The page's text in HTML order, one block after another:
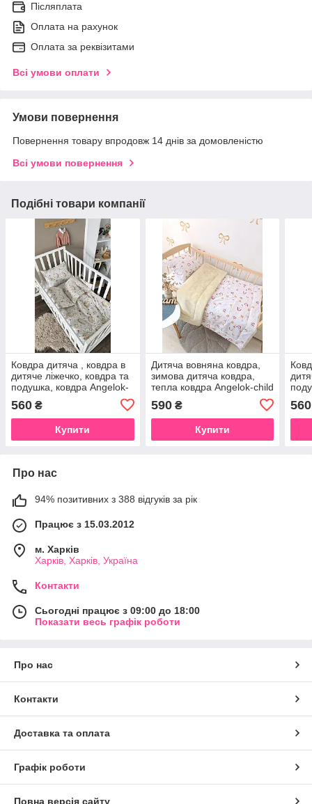
Післяплата
Оплата на рахунок
Оплата за реквізитами
Всі умови оплати
Умови повернення
Повернення товару впродовж 14 днів за домовленістю
Всі умови повернення
Подібні товари компанії
Ковдра дитяча , ковдра в
дитяче ліжечко, ковдра та
подушка, ковдра Angelok-
560 ₴
Купити
Дитяча вовняна ковдра,
зимова дитяча ковдра,
тепла ковдра Angelok-child
590₴
Купити
560
Про нас
94% позитивних з 388 відгуків за рік
Працює з 15.03.2012
м. Харків
Харків, Харків, Україна
Контакти
Сьогодні працює з 09:00 до 18:00
Показати весь графік роботи
Про нас
Контакти
Доставка та оплата
Графік роботи
Повна версія сайту